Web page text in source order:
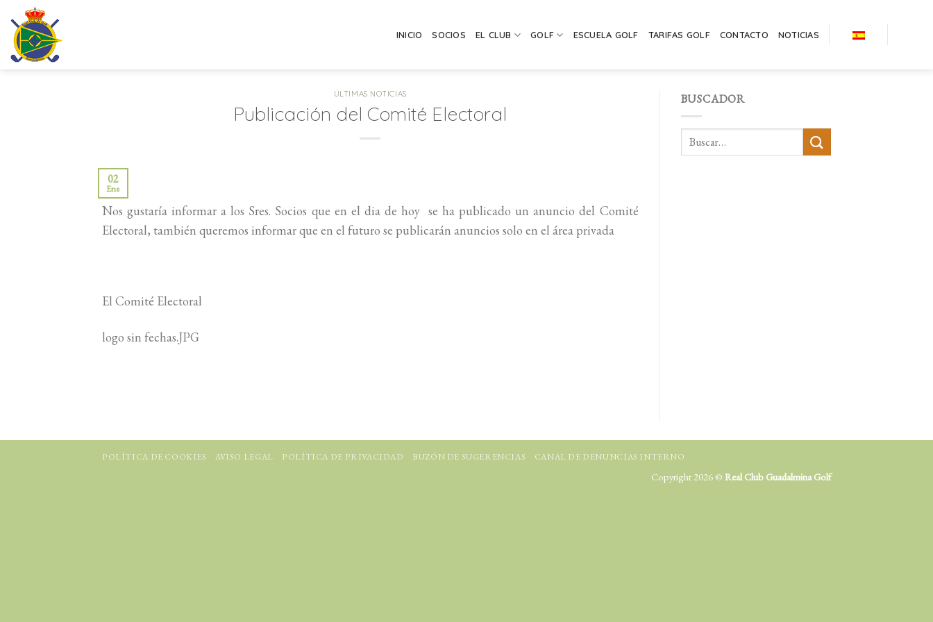
contenido
INICIO SOCIOS EL CLUB GOLF ESCUELA GOLF TARIFAS GOLF CONTACTO NOTICIAS
ÚLTIMAS NOTICIAS
Publicación del Comité Electoral
02
Ene
Nos gustaría informar a los Sres. Socios que en el dia de hoy se ha publicado un anuncio del Comité
Electoral, también queremos informar que en el futuro se publicarán anuncios solo en el área privada
El Comité Electoral
logo sin fechas.JPG
BUSCADOR
POLÍTICA DE COOKIES AVISO LEGAL POLÍTICA DE PRIVACIDAD BUZÓN DE SUGERENCIAS CANAL DE DENUNCIAS INTERNO
Copyright 2026 © Real Club Guadalmina Golf